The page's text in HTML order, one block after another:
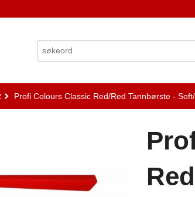
Profi Colours Classic Red/Red Tannbørste -